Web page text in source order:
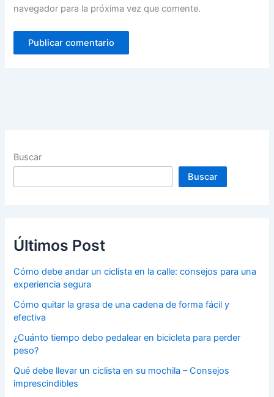
navegador para la próxima vez que comente.
Buscar
Buscar
Últimos Post
Cómo debe andar un ciclista en la calle: consejos para una
experiencia segura
Cómo quitar la grasa de una cadena de forma fácil y
efectiva
¿Cuánto tiempo debo pedalear en bicicleta para perder
peso?
Qué debe llevar un ciclista en su mochila – Consejos
imprescindibles